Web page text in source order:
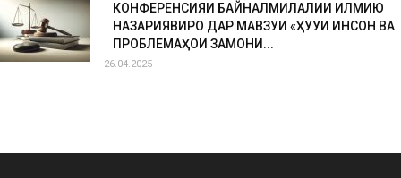
КОНФЕРЕНСИЯИ БАЙНАЛМИЛАЛИИ ИЛМИЮ
НАЗАРИЯВИРО ДАР МАВЗУИ «ҲУҚУҚИ ИНСОН ВА
ПРОБЛЕМАҲОИ ЗАМОНИ...
26.04.2025